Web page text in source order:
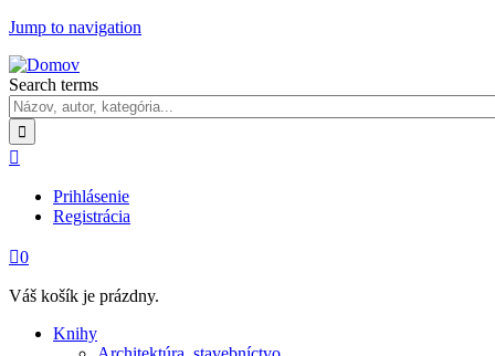
Jump to navigation
Search terms

Prihlásenie
Registrácia
0
Váš košík je prázdny.
Knihy